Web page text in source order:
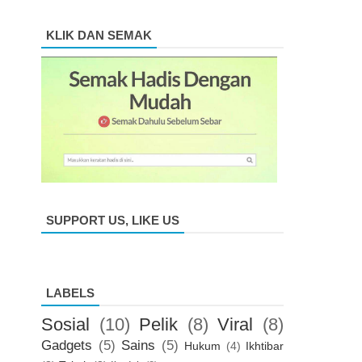
KLIK DAN SEMAK
SUPPORT US, LIKE US
LABELS
Sosial (10) Pelik (8) Viral (8)
Gadgets (5) Sains (5) Hukum (4) Ikhtibar